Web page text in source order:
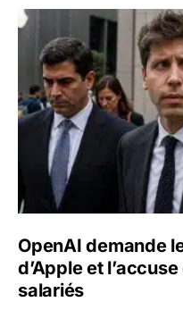
OpenAI demande le
OpenAI demande
d’Apple et
salariés